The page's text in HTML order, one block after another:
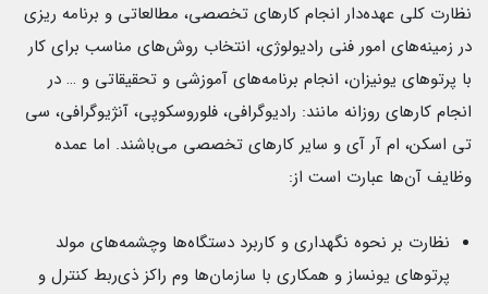
نظارت کلی عهده‌دار انجام کارهای تخصصی، مطالعاتی و برنامه ریزی
در زمینه‌های امور فنی رادیولوژی، انتخاب روش‌های مناسب برای کار
با پرتوهای یونیزان، انجام برنامه‌های آموزشی و تحقیقاتی و … در
انجام کارهای روزانه مانند: رادیوگرافی، فلوروسکوپی، آنژیوگرافی، سی
تی اسکن، ام آر آی و سایر کارهای تخصصی می‌باشند. اما عمده
وظایف آن‌ها عبارت است از:
نظارت بر نحوه نگهداری و کاربرد دستگاه‌ها وچشمه‌های مولد
پرتوهای یونساز و همکاری با سازمان‌ها وم راکز ذی‌ربط کنترل و